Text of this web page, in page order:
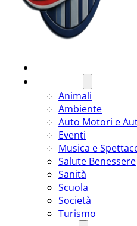
Animali
Ambiente
Auto Motori e
Eventi
Musica e
Salute Benessere
Sanità
Scuola
Società
Turismo